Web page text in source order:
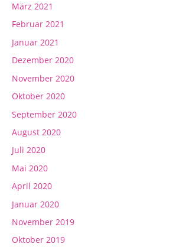
März 2021
Februar 2021
Januar 2021
Dezember 2020
November 2020
Oktober 2020
September 2020
August 2020
Juli 2020
Mai 2020
April 2020
Januar 2020
November 2019
Oktober 2019